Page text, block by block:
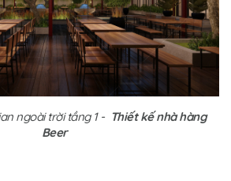
ngoài trời tầng 1 - Thiết kế nhà hàng
Beer